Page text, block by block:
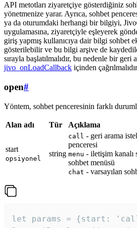
API metotları ziyaretçiye gösterdiğiniz
yönetmenize yarar. Ayrıca, sohbet
ya da oturumdaki herhangi bir bilgiyi,
uygulamasına, ziyaretçiyle eşleyerek
giriş yapmış kullanıcıya dair bilgi sohbet
gösterilebilir ve bu bilgi arşive de
sırayla başlatılmalıdır, bu nedenle bir geri
jivo_onLoadCallback içinden
open#
Yöntem, sohbet penceresinin farklı
Alan adı Tür Açıklama
start
opsiyonel
string
call - geri arama
penceresi
menu - iletişim kanalı
sohbet menüsü
chat - varsayılan
let params = {start: